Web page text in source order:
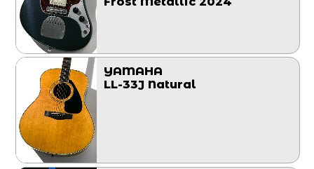
YAMAHA
LL-33J Natural